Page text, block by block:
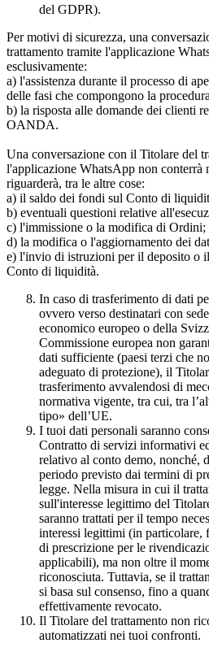
del GDPR).
Per motivi di sicurezza, una
trattamento tramite l'applicazione
esclusivamente:
a) l'assistenza durante il processo di
delle fasi che compongono la
b) la risposta alle domande dei clienti
OANDA.
Una conversazione con il Titolare del
l'applicazione WhatsApp non conterrà
riguarderà, tra le altre cose:
a) il saldo dei fondi sul Conto di
b) eventuali questioni relative
c) l'immissione o la modifica di Ordini;
d) la modifica o l'aggiornamento dei
e) l'invio di istruzioni per il deposito o
Conto di liquidità.
In caso di trasferimento di dati
ovvero verso destinatari con
economico europeo o della
Commissione europea non
dati sufficiente (paesi terzi che
adeguato di protezione), il
trasferimento avvalendosi di
normativa vigente, tra cui, tra
tipo» dell’UE.
I tuoi dati personali saranno
Contratto di servizi informativi
relativo al conto demo, nonché,
periodo previsto dai termini di
legge. Nella misura in cui il
sull'interesse legittimo del
saranno trattati per il tempo
interessi legittimi (in particolare,
di prescrizione per le
applicabili), ma non oltre il
riconosciuta. Tuttavia, se il
si basa sul consenso, fino a
effettivamente revocato.
Il Titolare del trattamento non
automatizzati nei tuoi confronti.